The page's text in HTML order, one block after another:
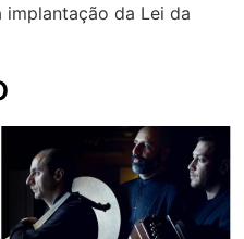
implantação da Lei da